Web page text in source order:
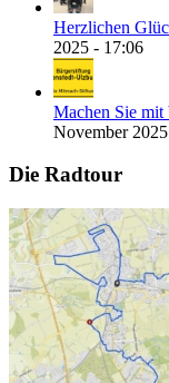
Herzlichen
2025 - 17:06
Machen Sie
November
Die Radtour